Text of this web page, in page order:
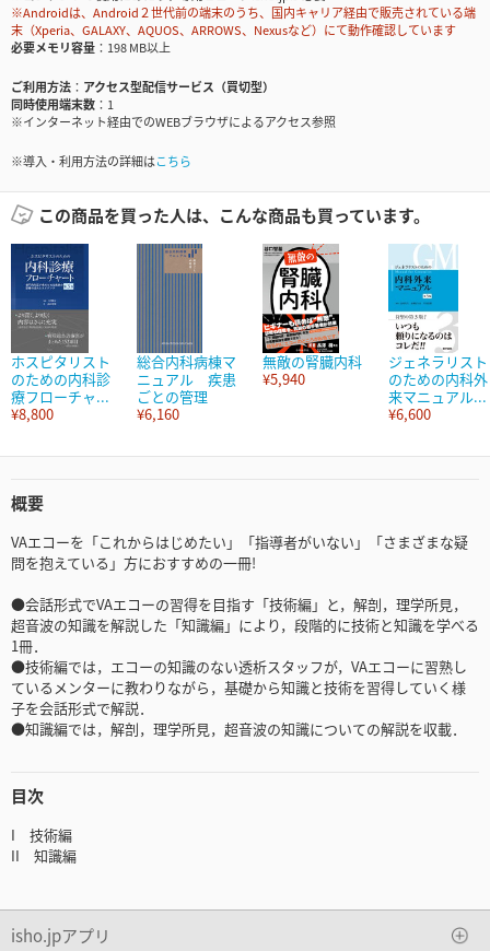
※Androidは、Android２世代前の端末のうち、国内キャリア経由で販売されている端
末（Xperia、GALAXY、AQUOS、ARROWS、Nexusなど）にて動作確認しています
必要メモリ容量
198 MB以上
ご利用方法
アクセス型配信サービス（買切型）
同時使用端末数
1
※インターネット経由でのWEBブラウザによるアクセス参照
※導入・利用方法の詳細はこちら
この商品を買った人は、こんな商品も買っています。
ホスピタリスト
のための内科診
療フローチャ...
¥8,800
総合内科病棟マ
ニュアル 疾患
ごとの管理
¥6,160
無敵の腎臓内科
¥5,940
ジェネラリスト
のための内科外
来マニュアル...
¥6,600
概要
VAエコーを「これからはじめたい」「指導者がいない」「さまざまな疑
問を抱えている」方におすすめの一冊!
●会話形式でVAエコーの習得を目指す「技術編」と，解剖，理学所見，
超音波の知識を解説した「知識編」により，段階的に技術と知識を学べる
1冊．
●技術編では，エコーの知識のない透析スタッフが，VAエコーに習熟し
ているメンターに教わりながら，基礎から知識と技術を習得していく様
子を会話形式で解説．
●知識編では，解剖，理学所見，超音波の知識についての解説を収載．
目次
I 技術編
II 知識編
isho.jpアプリ